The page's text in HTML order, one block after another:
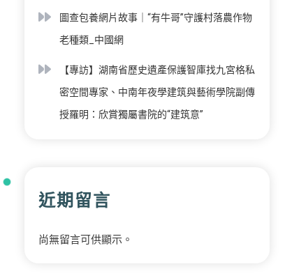
圖查包養網片故事｜“有牛哥”守護村落農作物
老種類_中國網
【專訪】湖南省歷史遺產保護智庫找九宮格私
密空間專家、中南年夜學建筑與藝術學院副傳
授羅明：欣賞獨屬書院的“建筑意”
近期留言
尚無留言可供顯示。